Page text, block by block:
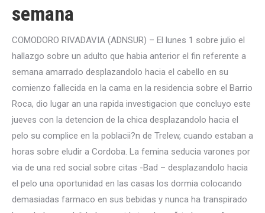
semana
COMODORO RIVADAVIA (ADNSUR) – El lunes 1 sobre julio el
hallazgo sobre un adulto que habia anterior el fin referente a
semana amarrado desplazandolo hacia el cabello en su
comienzo fallecida en la cama en la residencia sobre el Barrio
Roca, dio lugar an una rapida investigacion que concluyo este
jueves con la detencion de la chica desplazandolo hacia el
pelo su complice en la poblacii?n de Trelew, cuando estaban a
horas sobre eludir a Cordoba. La femina seducia varones por
vi­a de una red social sobre citas -Bad – desplazandolo hacia
el pelo una oportunidad en las casas los dormia colocando
demasiadas farmaco en sus bebidas y nunca ha transpirado